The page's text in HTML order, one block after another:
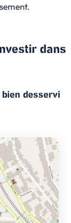
dans
desservi